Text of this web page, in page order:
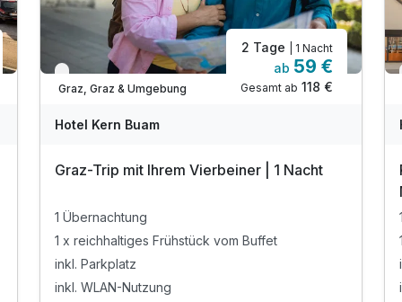
Verfügbar bis Dezember
Graz, Graz & Umgebung
2 Tage | 1 Nacht
ab 59 €
Gesamt ab 118 €
Hotel Kern Buam
Graz-Trip mit Ihrem Vierbeiner | 1 Nacht
1 Übernachtung
1 x reichhaltiges Frühstück vom Buffet
inkl. Parkplatz
inkl. WLAN-Nutzung